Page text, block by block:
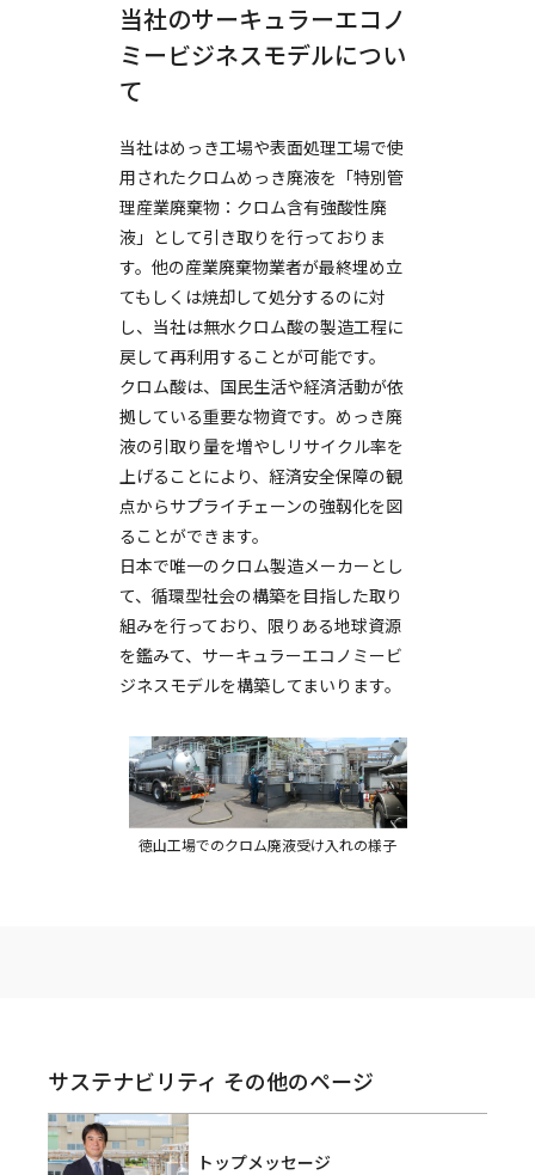
当社のサーキュラーエコノ
ミービジネスモデルについ
て
当社はめっき工場や表面処理工場で使
用されたクロムめっき廃液を「特別管
理産業廃棄物：クロム含有強酸性廃
液」として引き取りを行っておりま
す。他の産業廃棄物業者が最終埋め立
てもしくは焼却して処分するのに対
し、当社は無水クロム酸の製造工程に
戻して再利用することが可能です。
クロム酸は、国民生活や経済活動が依
拠している重要な物資です。めっき廃
液の引取り量を増やしリサイクル率を
上げることにより、経済安全保障の観
点からサプライチェーンの強靱化を図
ることができます。
日本で唯一のクロム製造メーカーとし
て、循環型社会の構築を目指した取り
組みを行っており、限りある地球資源
を鑑みて、サーキュラーエコノミービ
ジネスモデルを構築してまいります。
徳山工場でのクロム廃液受け入れの様子
サステナビリティ その他のページ
トップメッセージ